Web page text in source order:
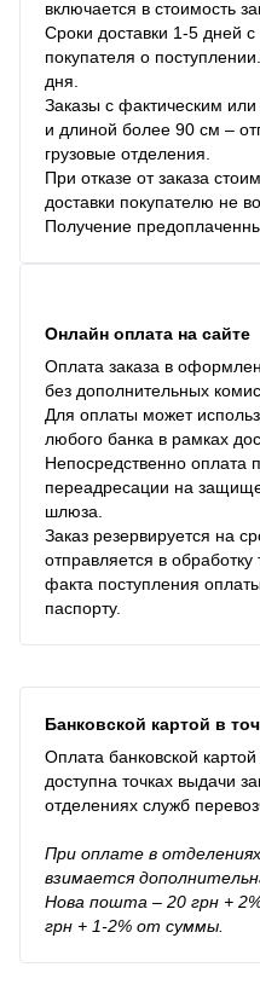
включается в стоимость
Сроки доставки 1-5 дней
покупателя о
дня.
Заказы с фактическим
и длиной более 90 см –
грузовые отделения.
При отказе от заказа
доставки покупателю не
Получение
Онлайн оплата на сайте
Оплата заказа в
без дополнительных
Для оплаты может
любого банка в рамках
Непосредственно оплата
переадресации на
шлюза.
Заказ резервируется на
отправляется в
факта поступления
паспорту.
Банковской картой в
Оплата банковской
доступна точках выдачи
отделениях служб
При оплате в
взимается
Нова пошта – 20 грн +
грн + 1-2% от суммы.